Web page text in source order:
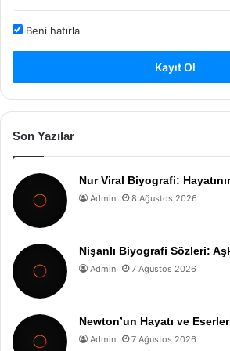
Beni hatırla
Kayıt Ol
Son Yazılar
Nur Viral Biyografi:
Admin 8 Ağustos 2026
Nişanlı Biyografi Sözleri:
Admin 7 Ağustos 2026
Newton’un Hayatı ve
Admin 7 Ağustos 2026